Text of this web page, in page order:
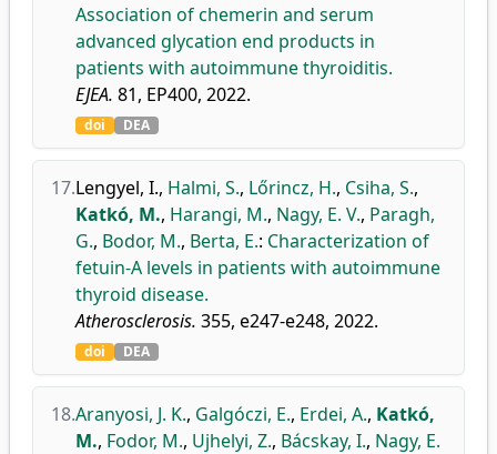
Association of chemerin and serum
advanced glycation end products in
patients with autoimmune thyroiditis.
EJEA. 81, EP400, 2022.
doi DEA
17.Lengyel, I., Halmi, S., Lőrincz, H., Csiha, S.,
Katkó, M., Harangi, M., Nagy, E. V., Paragh,
G., Bodor, M., Berta, E.: Characterization of
fetuin-A levels in patients with autoimmune
thyroid disease.
Atherosclerosis. 355, e247-e248, 2022.
doi DEA
18.Aranyosi, J. K., Galgóczi, E., Erdei, A., Katkó,
M., Fodor, M., Ujhelyi, Z., Bácskay, I., Nagy, E.